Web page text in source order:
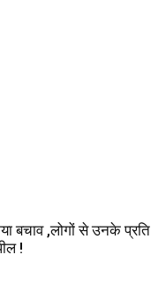
बचाव ,लोगों से उनके प्रति
!